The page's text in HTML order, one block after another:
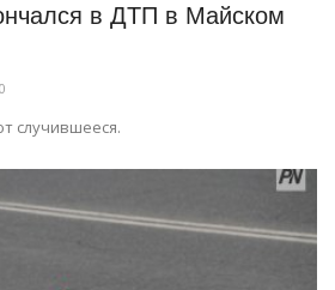
в ДТП в Майском
случившееся.